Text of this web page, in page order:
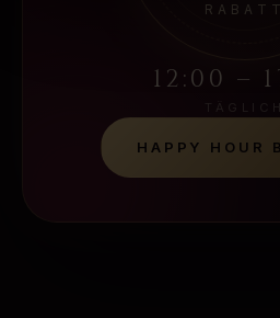
RABATT
12:00 –
HAPPY HOUR